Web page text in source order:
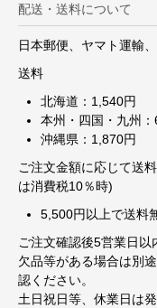
配送・送料について
日本郵便、ヤマト運輸
送料
北海道：1,540円
本州・四国・九州
沖縄県：1,870円
ご注文金額に応じて送
は消費税10％時)
5,500円以上で送料
ご注文確認後5営業日以
欠品等がある場合は別
認ください。
土日祝日等、休業日は